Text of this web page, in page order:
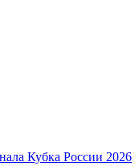
Кубка России 2026